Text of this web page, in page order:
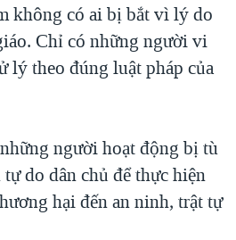
PHỦ VIỆT NAM
SÓNG TRỘM HẢI SÂM
VỌNG TỪ NÔNG THÔN MỸ
không có ai bị bắt vì lý do
Chỉ có những người vi
lý theo đúng luật pháp của
người hoạt động bị tù
do dân chủ để thực hiện
hại đến an ninh, trật tự